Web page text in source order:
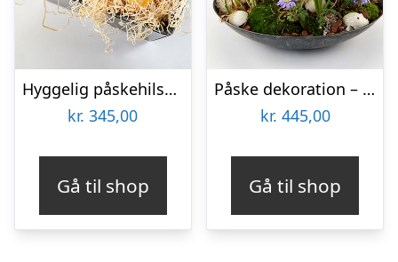
Hyggelig påskehilsen – Send blomster med Bloomit
kr. 345,00
Gå til shop
Påske dekoration – Send blomster med Bloomit
kr. 445,00
Gå til shop